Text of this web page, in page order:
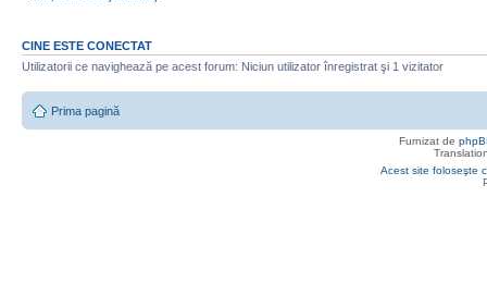
CINE ESTE CONECTAT
Utilizatorii ce navighează pe acest forum: Niciun utilizator înregistrat şi 1 vizitator
Prima pagină
Furnizat de
Acest site foloseşte